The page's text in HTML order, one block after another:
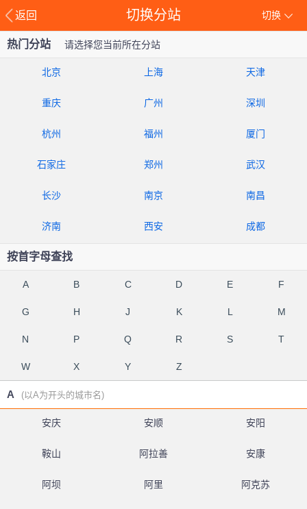
返回 切换
切换分站
热门分站 请选择您当前所在分站
北京 上海 天津
重庆 广州 深圳
杭州 福州 厦门
石家庄 郑州 武汉
长沙 南京 南昌
济南 西安 成都
按首字母查找
A B C D E F
G H J K L M
N P Q R S T
W X Y Z
A (以A为开头的城市名)
安庆 安顺 安阳
鞍山 阿拉善 安康
阿坝 阿里 阿克苏